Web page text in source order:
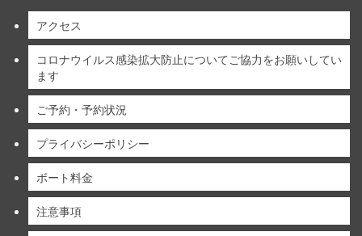
アクセス
コロナウイルス感染拡大防止についてご協力をお願いしてい
ます
ご予約・予約状況
プライバシーポリシー
ボート料金
注意事項